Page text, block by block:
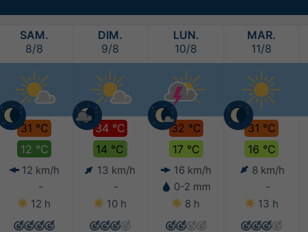
SAM.
8/8
31 °C
12 °C
12 km/h
-
12 h
DIM.
9/8
34 °C
14 °C
13 km/h
-
10 h
LUN.
10/8
32 °C
17 °C
16 km/h
0-2 mm
8 h
MAR.
11/8
31 °C
16 °C
8 km/h
-
13 h